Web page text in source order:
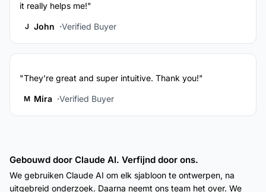
it really helps me!"
J John Verified Buyer
"They're great and super intuitive. Thank you!"
M Mira Verified Buyer
Gebouwd door Claude AI. Verfijnd door ons.
We gebruiken Claude AI om elk sjabloon te ontwerpen, na
uitgebreid onderzoek. Daarna neemt ons team het over. We